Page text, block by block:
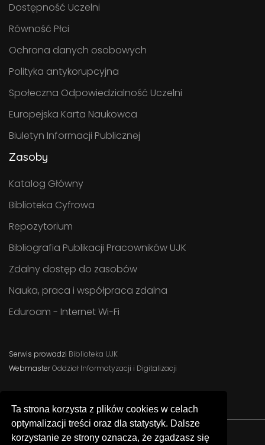
Dostępność Uczelni
Równość Płci
Ochrona danych osobowych
Polityka antykorupcyjna
Społeczna Odpowiedzialność Uczelni
Europejska Karta Naukowca
Biuletyn Informacji Publicznej
Zasoby
Katalog Główny
Biblioteka Cyfrowa
Repozytorium
Bibliografia Publikacji Pracowników UJK
Zdalny dostęp do zasobów
Nauka, praca i współpraca zdalna
Eduroam - Internet Wi-Fi
Serwis prowadzi Biblioteka UJK
WebmasterOddział Informatyzacji i Digitalizacji
Ta strona korzysta z plików cookies w celach
optymalizacji treści oraz dla statystyk. Dalsze
korzystanie ze strony oznacza, że zgadzasz się